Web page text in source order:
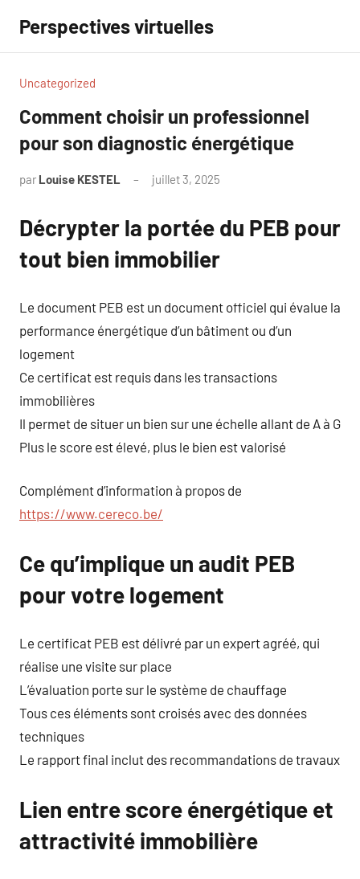
contenu
Perspectives virtuelles
Uncategorized
Comment choisir un professionnel
pour son diagnostic énergétique
par Louise KESTEL juillet 3, 2025
Décrypter la portée du PEB pour
tout bien immobilier
Le document PEB est un document officiel qui évalue la
performance énergétique d’un bâtiment ou d’un
logement
Ce certificat est requis dans les transactions
immobilières
Il permet de situer un bien sur une échelle allant de A à G
Plus le score est élevé, plus le bien est valorisé
Complément d’information à propos de
https://www.cereco.be/
Ce qu’implique un audit PEB
pour votre logement
Le certificat PEB est délivré par un expert agréé, qui
réalise une visite sur place
L’évaluation porte sur le système de chauffage
Tous ces éléments sont croisés avec des données
techniques
Le rapport final inclut des recommandations de travaux
Lien entre score énergétique et
attractivité immobilière